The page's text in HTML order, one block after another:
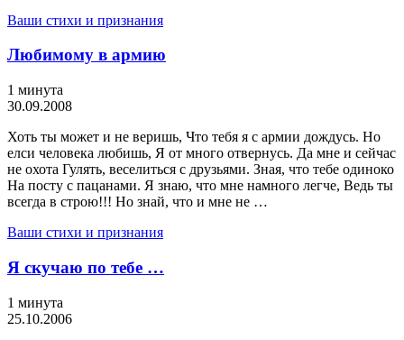
Ваши стихи и признания
Любимому в армию
1 минута
30.09.2008
Хоть ты может и не веришь, Что тебя я с армии дождусь. Но
елси человека любишь, Я от много отвернусь. Да мне и сейчас
не охота Гулять, веселиться с друзьями. Зная, что тебе одиноко
На посту с пацанами. Я знаю, что мне намного легче, Ведь ты
всегда в строю!!! Но знай, что и мне не …
Ваши стихи и признания
Я скучаю по тебе …
1 минута
25.10.2006